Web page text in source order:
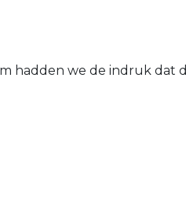
hadden we de indruk dat